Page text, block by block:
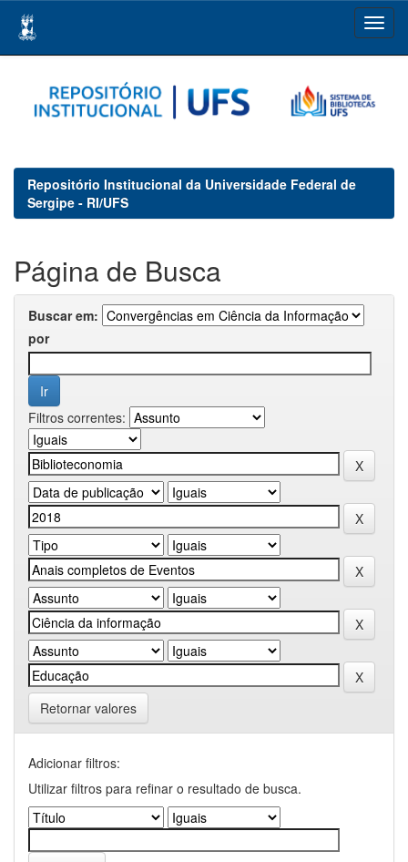
navigation
Repositório Institucional da Universidade Federal de
Sergipe - RI/UFS
Página de Busca
Buscar em:
por
Filtros correntes:
Retornar valores
Adicionar filtros:
Utilizar filtros para refinar o resultado de busca.